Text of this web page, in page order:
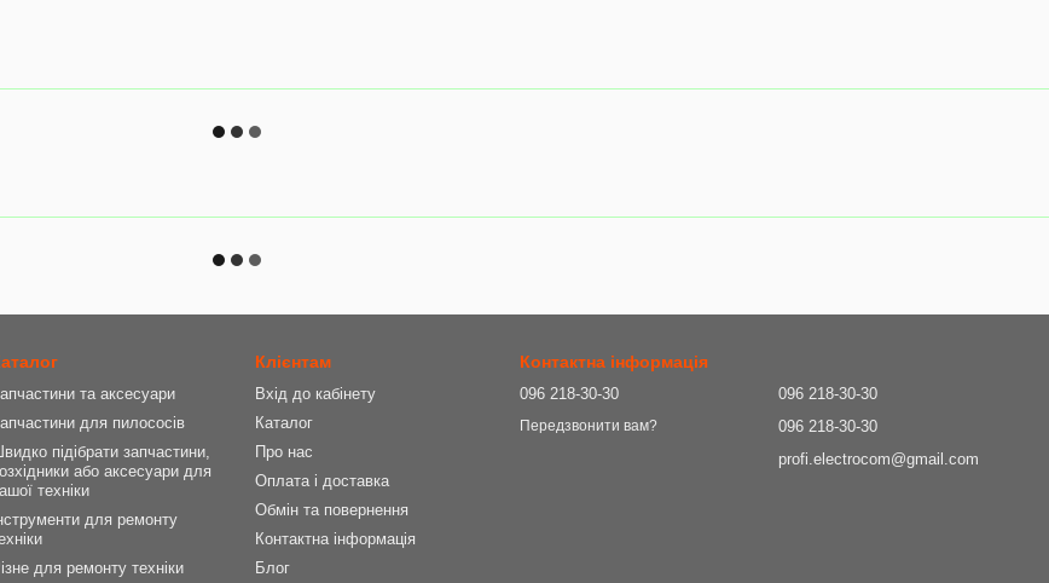
та аксесуари
для пилососів
підібрати запчастини,
або аксесуари для
техніки
для ремонту
для ремонту техніки
Клієнтам
Вхід до кабінету
Каталог
Про нас
Оплата і доставка
Обмін та повернення
Контактна інформація
Блог
Контактна інформація
096 218-30-30
Передзвонити вам?
096 218-30-30
096 218-30-30
profi.electrocom@gmail.com